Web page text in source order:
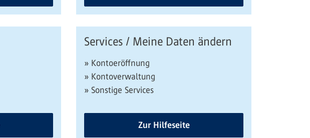
Services / Meine Daten ändern
» Kontoeröffnung
» Kontoverwaltung
» Sonstige Services
Zur Hilfeseite